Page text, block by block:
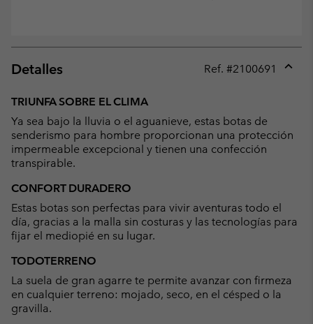
Detalles Ref. #2100691
TRIUNFA SOBRE EL CLIMA
Ya sea bajo la lluvia o el aguanieve, estas botas de
senderismo para hombre proporcionan una protección
impermeable excepcional y tienen una confección
transpirable.
CONFORT DURADERO
Estas botas son perfectas para vivir aventuras todo el
día, gracias a la malla sin costuras y las tecnologías para
fijar el mediopié en su lugar.
TODOTERRENO
La suela de gran agarre te permite avanzar con firmeza
en cualquier terreno: mojado, seco, en el césped o la
gravilla.